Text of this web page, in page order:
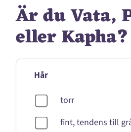
Är du Vata,
eller Kapha?
Hår
torr
fint, tendens till